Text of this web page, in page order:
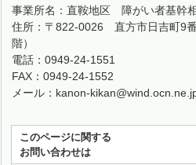
事業所名：直鞍地区 障がい者基幹
住所：〒822-0026 直方市日吉町9
階）
電話：0949-24-1551
FAX：0949-24-1552
メール：kanon-
このページに関する
お問い合わせは